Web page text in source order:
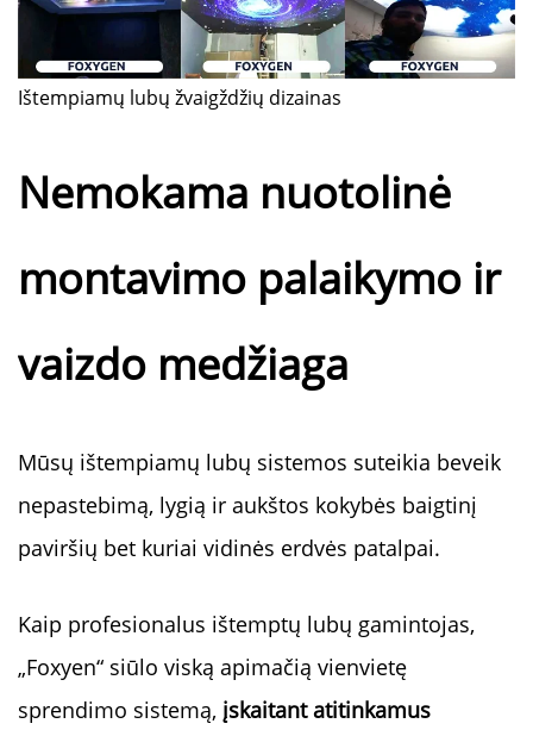
Ištempiamų lubų žvaigždžių dizainas
Nemokama nuotolinė
montavimo palaikymo ir
vaizdo medžiaga
Mūsų ištempiamų lubų sistemos suteikia beveik
nepastebimą, lygią ir aukštos kokybės baigtinį
paviršių bet kuriai vidinės erdvės patalpai.
Kaip profesionalus ištemptų lubų gamintojas,
„Foxyen“ siūlo viską apimačią vienvietę
sprendimo sistemą, įskaitant atitinkamus